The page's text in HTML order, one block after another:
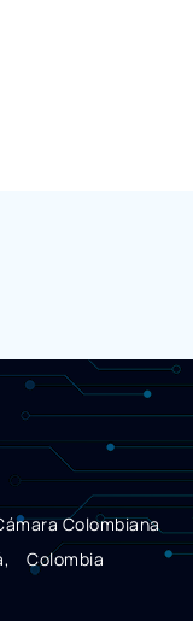
Colombiana
Colombia